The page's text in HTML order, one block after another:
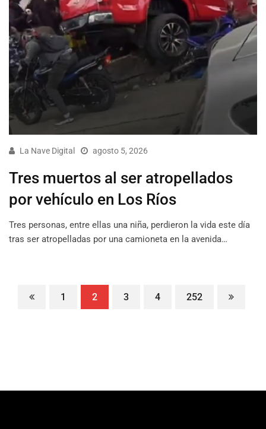
La Nave Digital agosto 5, 2026
Tres muertos al ser atropellados
por vehículo en Los Ríos
Tres personas, entre ellas una niña, perdieron la vida este día
tras ser atropelladas por una camioneta en la avenida…
1 2 3 4 252